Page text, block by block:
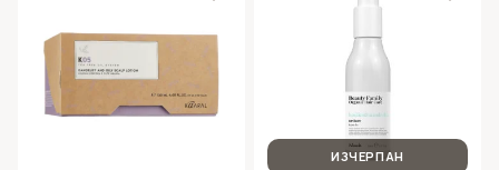
ИЗЧЕРПАН